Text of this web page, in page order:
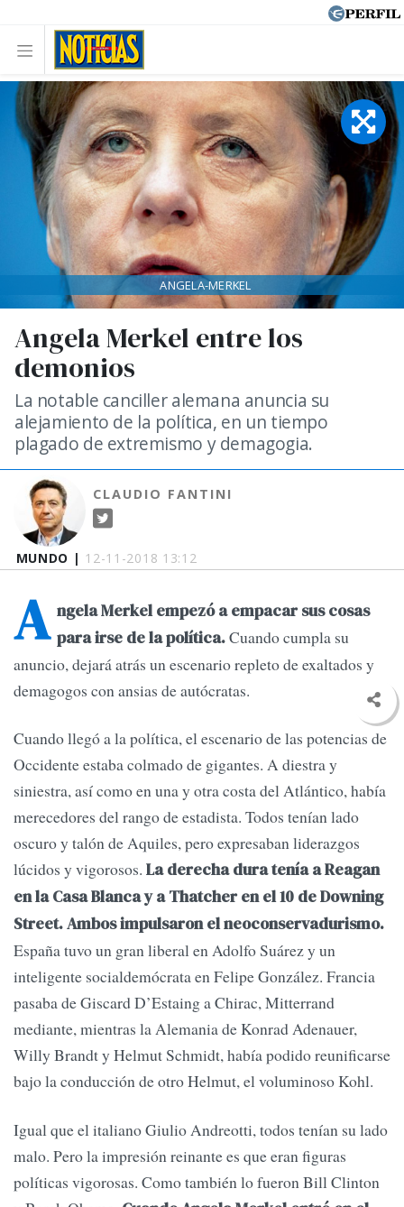
MUNDO | 12-11-2018 13:12
Angela Merkel entre los
demonios
La notable canciller alemana anuncia su
alejamiento de la política, en un tiempo
plagado de extremismo y demagogia.
CLAUDIO FANTINI
ANGELA-MERKEL
A ngela Merkel empezó a empacar sus cosas
para irse de la política.Cuando cumpla su
anuncio, dejará atrás un escenario repleto de exaltados y
demagogos con ansias de autócratas.
Cuando llegó a la política, el escenario de las potencias de
Occidente estaba colmado de gigantes. A diestra y
siniestra, así como en una y otra costa del Atlántico, había
merecedores del rango de estadista. Todos tenían lado
oscuro y talón de Aquiles, pero expresaban liderazgos
lúcidos y vigorosos. La derecha dura tenía a Reagan
en la Casa Blanca y a Thatcher en el 10 de Downing
Street. Ambos impulsaron el neoconservadurismo.
España tuvo un gran liberal en Adolfo Suárez y un
inteligente socialdemócrata en Felipe González. Francia
pasaba de Giscard D’Estaing a Chirac, Mitterrand
mediante, mientras la Alemania de Konrad Adenauer,
Willy Brandt y Helmut Schmidt, había podido reunificarse
bajo la conducción de otro Helmut, el voluminoso Kohl.
Igual que el italiano Giulio Andreotti, todos tenían su lado
malo. Pero la impresión reinante es que eran figuras
políticas vigorosas. Como también lo fueron Bill Clinton